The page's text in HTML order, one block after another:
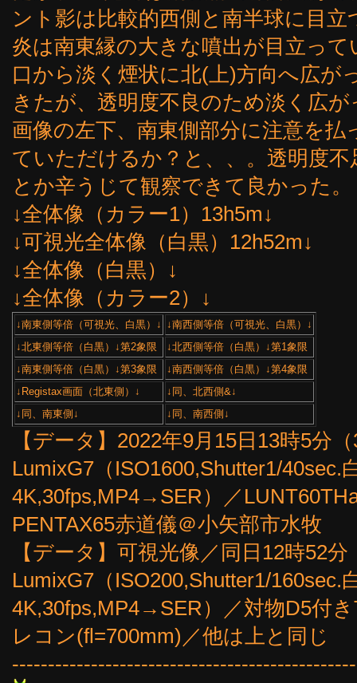
ント影は比較的西側と南半球に目
炎は南東縁の大きな噴出が目立っ
口から淡く煙状に北(上)方向へ広が
きたが、透明度不良のため淡く広
画像の左下、南東側部分に注意を
ていただけるか？と、、。透明度
とか辛うじて観察できて良かった。
↓全体像（カラー1）13h5m↓
↓可視光全体像（白黒）12h52m↓
↓全体像（白黒）↓
↓全体像（カラー2）↓
↓南東側等倍（可視光、白黒）↓ ↓南西側等倍（可視光、白黒）↓
↓北東側等倍（白黒）↓第2象限
↓北西側等倍（白黒）↓第1象限
↓南東側等倍（白黒）↓第3象限
↓南西側等倍（白黒）↓第4象限
↓Registax画面（北東側）↓
↓同、北西側&↓
↓同、南東側↓
↓同、南西側↓
【データ】2022年9月15日13時5分
LumixG7（ISO1600,Shutter1/
4K,30fps,MP4→SER）／
PENTAX65赤道儀＠小矢部市水牧
【データ】可視光像／同日12時52
LumixG7（ISO200,Shutter1/
4K,30fps,MP4→SER）／対物D5付
レコン(fl=700mm)／他は上と同じ